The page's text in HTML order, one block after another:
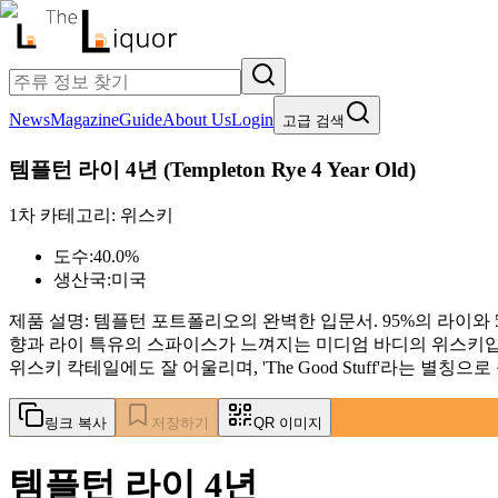
NewsMagazineGuideAbout UsLogin 고급 검색
템플턴 라이 4년 (Templeton Rye 4 Year Old)
1차 카테고리: 위스키
도수:40.0%
생산국:미국
제품 설명: 템플턴 포트폴리오의 완벽한 입문서. 95%의 라이
향과 라이 특유의 스파이스가 느껴지는 미디엄 바디의 위스
위스키 칵테일에도 잘 어울리며, 'The Good Stuff'라는 별칭으
링크 복사 저장하기 QR 이미지
템플턴 라이 4년